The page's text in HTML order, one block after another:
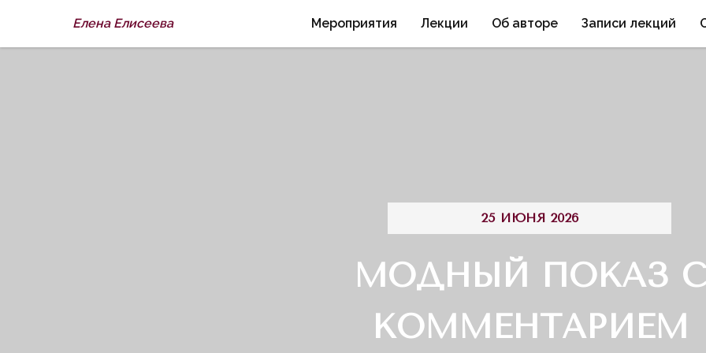
Елена Елисеева Мероприятия Лекции Об авторе Записи лекций
25 ИЮНЯ 2026
МОДНЫЙ ПОКАЗ С
КОММЕНТАРИЕМ